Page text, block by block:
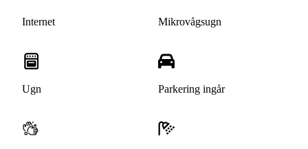
Internet Mikrovågsugn
Ugn Parkering ingår